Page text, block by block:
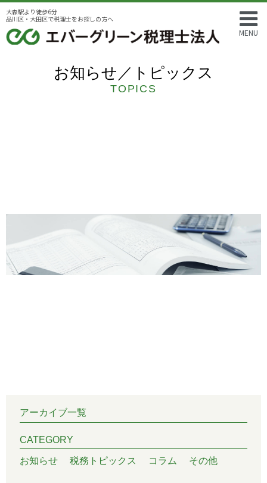
MENU
大森駅より徒歩6分
品川区・大田区で税理士をお探しの方へ
お知らせ／トピックス
TOPICS
アーカイブ一覧
CATEGORY
お知らせ 税務トピックス コラム その他